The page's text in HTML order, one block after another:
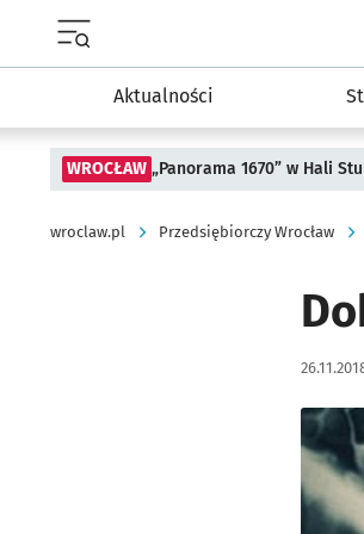
Aktualności
WROCŁAW „Panorama 1670” w Hali
wroclaw.pl Przedsiębiorczy Wrocław
Data
Kliknij,